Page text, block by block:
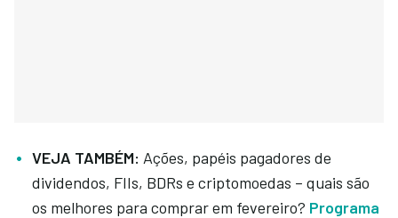
VEJA TAMBÉM: Ações, papéis pagadores de
dividendos, FIIs, BDRs e criptomoedas – quais são
os melhores para comprar em fevereiro? Programa